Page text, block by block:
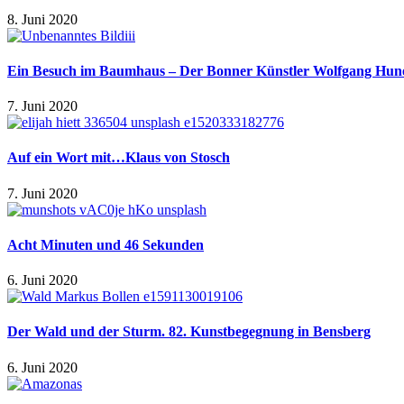
8. Juni 2020
Ein Besuch im Baumhaus – Der Bonner Künstler Wolfgang
7. Juni 2020
Auf ein Wort mit…Klaus von Stosch
7. Juni 2020
Acht Minuten und 46 Sekunden
6. Juni 2020
Der Wald und der Sturm. 82. Kunstbegegnung in Bensberg
6. Juni 2020